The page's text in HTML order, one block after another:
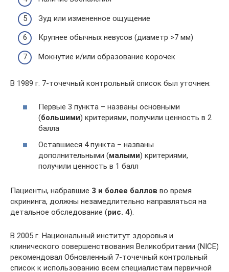
Зуд или измененное ощущение
Крупнее обычных невусов (диаметр >7 мм)
Мокнутие и/или образование корочек
В 1989 г. 7-точечный контрольный список был уточнен:
Первые 3 пункта – названы основными
(большими) критериями, получили ценность в 2
балла
Оставшиеся 4 пункта – названы
дополнительными (малыми) критериями,
получили ценность в 1 балл
Пациенты, набравшие 3 и более баллов во время
скрининга, должны незамедлительно направляться на
детальное обследование (рис. 4).
В 2005 г. Национальный институт здоровья и
клинического совершенствования Великобритании (NICE)
рекомендовал Обновленный 7-точечный контрольный
список к использованию всем специалистам первичной